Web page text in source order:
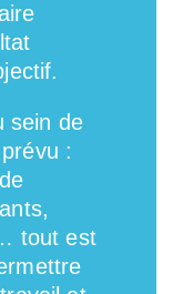
sein de
:
tout est